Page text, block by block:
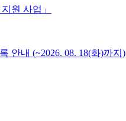
원 사업」
안내 (~2026. 08. 18(화)까지)